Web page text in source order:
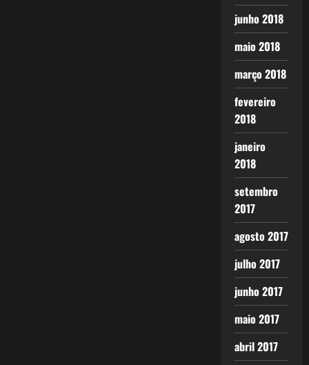
junho 2018
maio 2018
março 2018
fevereiro
2018
janeiro
2018
setembro
2017
agosto 2017
julho 2017
junho 2017
maio 2017
abril 2017